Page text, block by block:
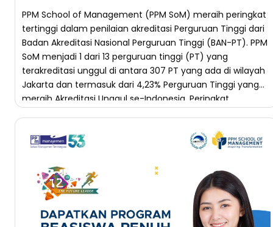
PPM School of Management (PPM SoM) meraih peringkat
tertinggi dalam penilaian akreditasi Perguruan Tinggi dari
Badan Akreditasi Nasional Perguruan Tinggi (BAN-PT). PPM
SoM menjadi 1 dari 13 perguruan tinggi (PT) yang
terakreditasi unggul di antara 307 PT yang ada di wilayah
Jakarta dan termasuk dari 4,23% Perguruan Tinggi yang
meraih Akreditasi Unggul se-Indonesia. Peringkat